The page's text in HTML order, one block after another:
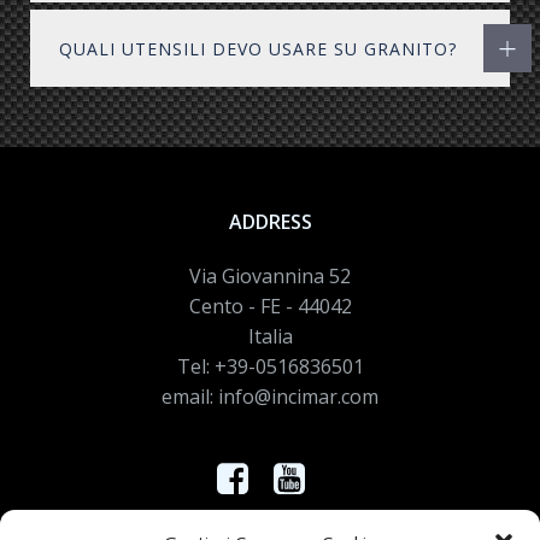
QUALI UTENSILI DEVO USARE SU GRANITO?
ADDRESS
Via Giovannina 52
Cento - FE - 44042
Italia
Tel: +39-0516836501
email: info@incimar.com